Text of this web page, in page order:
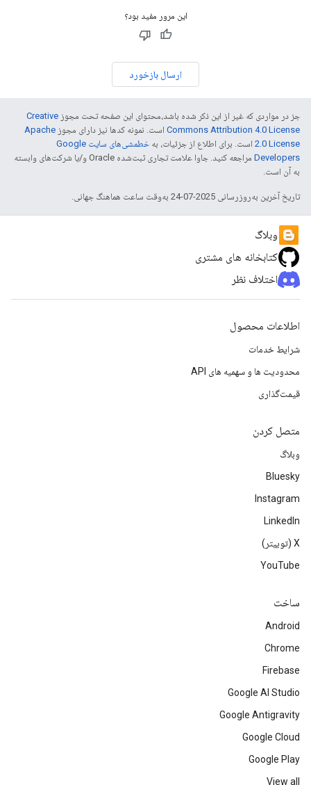
این مرور مفید بود؟
ارسال بازخورد
جز در مواردی که غیر از این ذکر شده باشد،‌محتوای این صفحه تحت مجوز Creative
Commons Attribution 4.0 License است. نمونه کدها نیز دارای مجوز Apache
2.0 License است. برای اطلاع از جزئیات، به
خطمشی‌های سایت Google
Developers‏
مراجعه کنید. جاوا علامت تجاری ثبت‌شده Oracle و/یا شرکت‌های وابسته
به آن است.
تاریخ آخرین به‌روزرسانی 2025-07-24 به‌وقت ساعت هماهنگ جهانی.
وبلاگ
کتابخانه های مشتری
اختلاف نظر
اطلاعات محصول
شرایط خدمات
محدودیت ها و سهمیه های API
قیمت‌گذاری
متصل کردن
وبلاگ
Bluesky
Instagram
LinkedIn
‫X (توییتر)
YouTube
ساخت
Android
Chrome
Firebase
Google AI Studio
Google Antigravity
Google Cloud
Google Play
View all